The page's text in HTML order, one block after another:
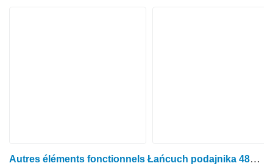
Autres éléments fonctionnels Łańcuch podajnika 48103500 pour moissonneuse-batteuse Case